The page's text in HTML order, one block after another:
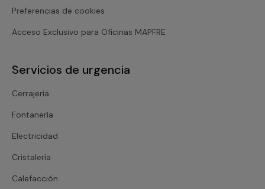
Preferencias de cookies
Acceso Exclusivo para Oficinas MAPFRE
Servicios de urgencia
Cerrajería
Fontanería
Electricidad
Cristalería
Calefacción